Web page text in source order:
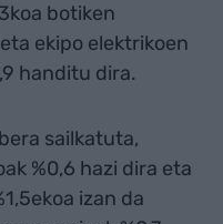
botiken
ekipo elektrikoen
handitu dira.
sailkatuta,
%0,6 hazi dira eta
izan da